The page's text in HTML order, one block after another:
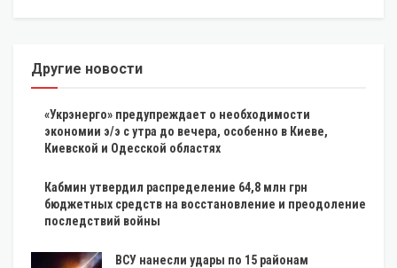
Другие новости
«Укрэнерго» предупреждает о необходимости
экономии э/э с утра до вечера, особенно в Киеве,
Киевской и Одесской областях
Кабмин утвердил распределение 64,8 млн грн
бюджетных средств на восстановление и преодоление
последствий войны
ВСУ нанесли удары по 15 районам